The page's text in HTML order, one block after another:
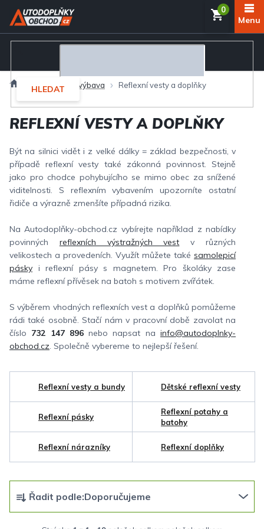
Přejít
obsah
HLEDAT
(Ne)povinná výbava Reflexní vesty a doplňky
REFLEXNÍ VESTY A DOPLŇKY
Být na silnici vidět i z velké dálky = základ bezpečnosti, v
případě reflexní vesty také zákonná povinnost. Stejně
jako pro chodce pohybujícího se mimo obec za snížené
viditelnosti. S reflexním vybavením upozorníte ostatní
řidiče a výrazně zmenšíte případná rizika.
Na Autodoplňky-obchod.cz vybírejte například z nabídky
povinných reflexních výstražných vest v různých
velikostech a provedeních. Využít můžete také samolepicí
pásky i reflexní pásy s magnetem. Pro školáky zase
máme reflexní přívěsek na batoh s motivem zvířátek.
S výběrem vhodných reflexních vest a doplňků pomůžeme
rádi také osobně. Stačí nám v pracovní době zavolat na
číslo 732 147 896nebo napsat nainfo@autodoplnky-
obchod.cz. Společně vybereme to nejlepší řešení.
Reflexní vesty a bundy Dětské reflexní vesty
Reflexní pásky
Reflexní potahy a
batohy
Reflexní nárazníky Reflexní doplňky
a
Řadit podle:Doporučujeme